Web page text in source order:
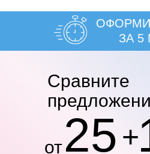
ЗА 5
от25
Cравните
+